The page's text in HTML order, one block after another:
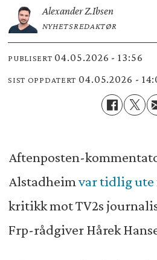
Alexander Z.Ibsen
NYHETSREDAKTØR
PUBLISERT 04.05.2026 - 13:56
SIST OPPDATERT 04.05.2026 -
Aftenposten-
Alstadheim var tidlig ute
kritikk mot TV2s
Frp-rådgiver Hårek